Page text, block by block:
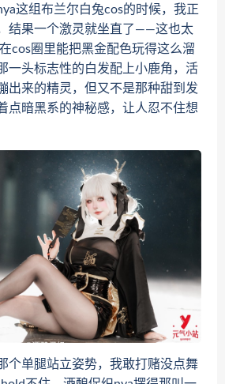
组布兰尔白兔cos的时候，我正
结果一个激灵就坐直了——这也太
cos圈里能把黑金配色玩得这么溜
一头标志性的白发配上小鹿角，活
出来的精灵，但又不是那种甜到发
点暗黑系的神秘感，让人忍不住想
单腿站立姿势，我敢打赌没点舞